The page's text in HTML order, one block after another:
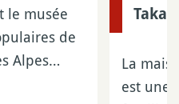
le musée
de
Alpes…
La
est une